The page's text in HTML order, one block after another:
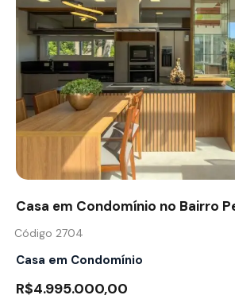
Casa em Condomínio no Bairro
Código 2704
Casa em Condomínio
R$4.995.000,00